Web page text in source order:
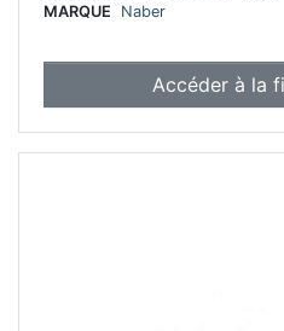
MARQUE
Naber
Accéder à la